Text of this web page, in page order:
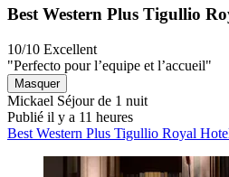
Best Western Plus Tigullio
10/10 Excellent
"Perfecto pour l’equipe et l’accueil"
Masquer
Mickael Séjour de 1 nuit
Publié il y a 11 heures
Best Western Plus Tigullio Royal